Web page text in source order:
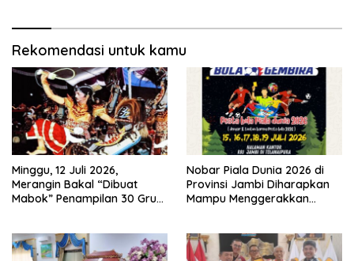
Rekomendasi untuk kamu
Minggu, 12 Juli 2026,
Merangin Bakal “Dibuat
Mabok” Penampilan 30 Grup
Nobar Piala Dunia 2026 di
Provinsi Jambi Diharapkan
Mampu Menggerakkan